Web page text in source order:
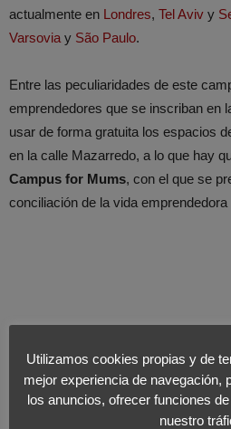
actualmente en Londres, Tel Aviv y
Varsovia y São Paulo.
Entre las peculiaridades de este
emprendedores que se inscriban en
usar de forma gratuita los espacios
en la calle Mazarredo, a lo que hay
Campus for Mums, con el que se
conciliación de la vida
Utilizamos cookies propias y de
mejor experiencia de navegación,
los anuncios, ofrecer funciones
nuestro